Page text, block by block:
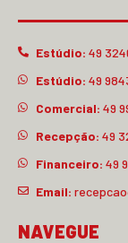
Estúdio: 49
Estúdio: 49
Comercial: 49
Recepção: 49
Financeiro: 49
Email:
NAVEGUE